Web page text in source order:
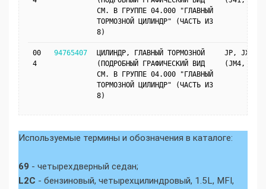
СМ. В ГРУППЕ 04.000 "ГЛАВНЫЙ
ТОРМОЗНОЙ ЦИЛИНДР" (ЧАСТЬ ИЗ
8)
00
4
94765407
ЦИЛИНДР, ГЛАВНЫЙ ТОРМОЗНОЙ
(ПОДРОБНЫЙ ГРАФИЧЕСКИЙ ВИД
СМ. В ГРУППЕ 04.000 "ГЛАВНЫЙ
ТОРМОЗНОЙ ЦИЛИНДР" (ЧАСТЬ ИЗ
8)
JP, JX69
(JM4, LHD)
Используемые термины и обозначения в каталоге:
69 - четырехдверный седан;
L2C - бензиновый, четырехцилиндровый, 1.5L, MFI,